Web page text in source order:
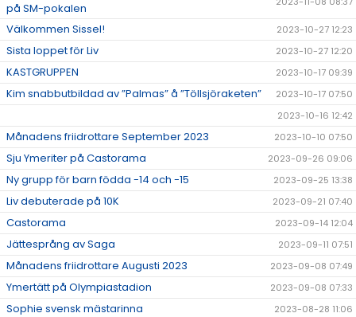
på SM-pokalen
Välkommen Sissel! 2023-10-27 12:23
Sista loppet för Liv 2023-10-27 12:20
KASTGRUPPEN 2023-10-17 09:39
Kim snabbutbildad av ”Palmas” å ”Töllsjöraketen”
2023-10-17 07:50
2023-10-16 12:42
Månadens friidrottare September 2023 2023-10-10 07:50
Sju Ymeriter på Castorama 2023-09-26 09:06
Ny grupp för barn födda -14 och -15 2023-09-25 13:38
Liv debuterade på 10K 2023-09-21 07:40
Castorama 2023-09-14 12:04
Jättesprång av Saga 2023-09-11 07:51
Månadens friidrottare Augusti 2023 2023-09-08 07:49
Ymertätt på Olympiastadion 2023-09-08 07:33
Sophie svensk mästarinna 2023-08-28 11:06